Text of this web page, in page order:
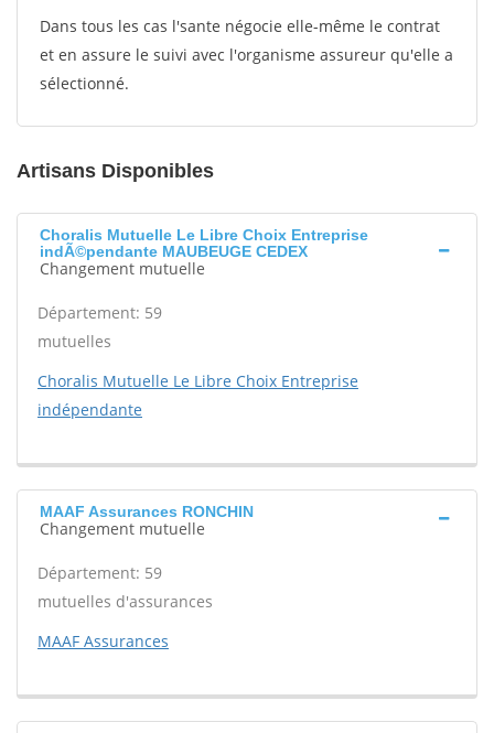
Dans tous les cas l'sante négocie elle-même le contrat
et en assure le suivi avec l'organisme assureur qu'elle a
sélectionné.
Artisans Disponibles
Choralis Mutuelle Le Libre Choix Entreprise
indÃ©pendante MAUBEUGE CEDEX
Changement mutuelle
Département: 59
mutuelles
Choralis Mutuelle Le Libre Choix Entreprise
indépendante
MAAF Assurances RONCHIN
Changement mutuelle
Département: 59
mutuelles d'assurances
MAAF Assurances